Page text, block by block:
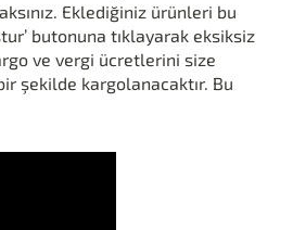
Eklediğiniz ürünleri bu
butonuna tıklayarak eksiksiz
ve vergi ücretlerini size
şekilde kargolanacaktır. Bu